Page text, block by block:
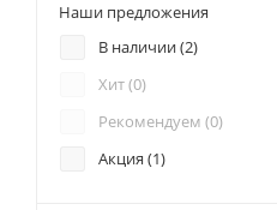
Наши предложения
В наличии (2)
Хит (0)
Рекомендуем (0)
Акция (1)